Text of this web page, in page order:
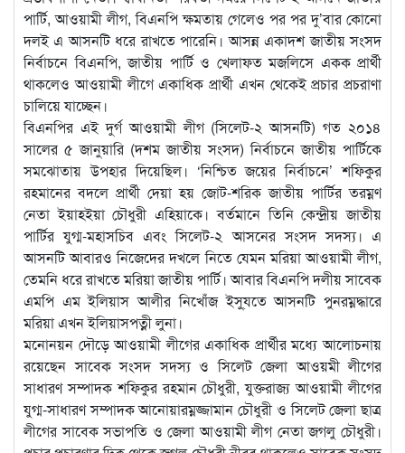
পার্টি, আওয়ামী লীগ, বিএনপি ক্ষমতায় গেলেও পর পর দু’বার কোনো
দলই এ আসনটি ধরে রাখতে পারেনি। আসন্ন একাদশ জাতীয় সংসদ
নির্বাচনে বিএনপি, জাতীয় পার্টি ও খেলাফত মজলিসে একক প্রার্থী
থাকলেও আওয়ামী লীগে একাধিক প্রার্থী এখন থেকেই প্রচার প্রচরাণা
চালিয়ে যাচ্ছেন।
বিএনপির এই দুর্গ আওয়ামী লীগ (সিলেট-২ আসনটি) গত ২০১৪
সালের ৫ জানুয়ারি (দশম জাতীয় সংসদ) নির্বাচনে জাতীয় পার্টিকে
সমঝোতায় উপহার দিয়েছিল। ‘নিশ্চিত জয়ের নির্বাচনে’ শফিকুর
রহমানের বদলে প্রার্থী দেয়া হয় জোট-শরিক জাতীয় পার্টির তরম্নণ
নেতা ইয়াহইয়া চৌধুরী এহিয়াকে। বর্তমানে তিনি কেন্দ্রীয় জাতীয়
পার্টির যুগ্ম-মহাসচিব এবং সিলেট-২ আসনের সংসদ সদস্য। এ
আসনটি আবারও নিজেদের দখলে নিতে যেমন মরিয়া আওয়ামী লীগ,
তেমনি ধরে রাখতে মরিয়া জাতীয় পার্টি। আবার বিএনপি দলীয় সাবেক
এমপি এম ইলিয়াস আলীর নিখোঁজ ইসু্যতে আসনটি পুনরম্নদ্ধারে
মরিয়া এখন ইলিয়াসপত্নী লুনা।
মনোনয়ন দৌড়ে আওয়ামী লীগের একাধিক প্রার্থীর মধ্যে আলোচনায়
রয়েছেন সাবেক সংসদ সদস্য ও সিলেট জেলা আওয়মী লীগের
সাধারণ সম্পাদক শফিকুর রহমান চৌধুরী, যুক্তরাজ্য আওয়ামী লীগের
যুগ্ম-সাধারণ সম্পাদক আনোয়ারম্নজ্জামান চৌধুরী ও সিলেট জেলা ছাত্র
লীগের সাবেক সভাপতি ও জেলা আওয়ামী লীগ নেতা জগলু চৌধুরী।